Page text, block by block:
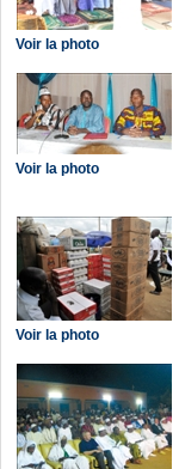
Voir la photo
Voir la photo
Voir la photo